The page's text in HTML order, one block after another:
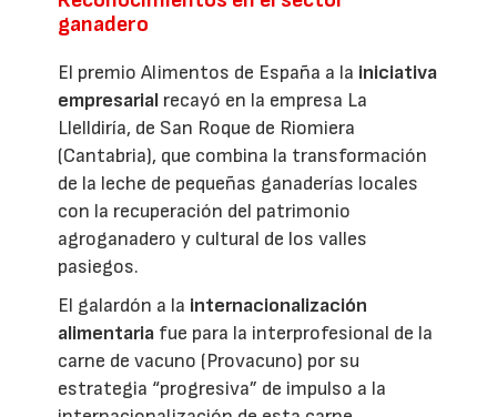
ganadero
El premio Alimentos de España a la iniciativa
empresarial recayó en la empresa La
Llelldiría, de San Roque de Riomiera
(Cantabria), que combina la transformación
de la leche de pequeñas ganaderías locales
con la recuperación del patrimonio
agroganadero y cultural de los valles
pasiegos.
El galardón a la internacionalización
alimentaria fue para la interprofesional de la
carne de vacuno (Provacuno) por su
estrategia “progresiva” de impulso a la